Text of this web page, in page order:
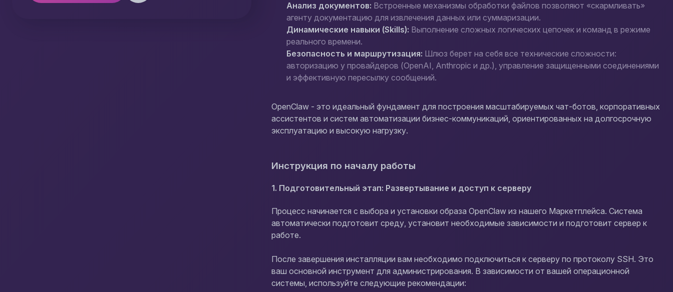
Анализ документов: Встроенные механизмы обработки файлов позволяют «скармливать»
агенту документацию для извлечения данных или суммаризации.
Динамические навыки (Skills): Выполнение сложных логических цепочек и команд в режиме
реального времени.
Безопасность и маршрутизация: Шлюз берет на себя все технические сложности:
авторизацию у провайдеров (OpenAI, Anthropic и др.), управление защищенными соединениями
и эффективную пересылку сообщений.
OpenClaw - это идеальный фундамент для построения масштабируемых чат-ботов, корпоративных
ассистентов и систем автоматизации бизнес-коммуникаций, ориентированных на долгосрочную
эксплуатацию и высокую нагрузку.
Инструкция по началу работы
1. Подготовительный этап: Развертывание и доступ к серверу
Процесс начинается с выбора и установки образа OpenClaw из нашего Маркетплейса. Система
автоматически подготовит среду, установит необходимые зависимости и подготовит сервер к
работе.
После завершения инсталляции вам необходимо подключиться к серверу по протоколу SSH. Это
ваш основной инструмент для администрирования. В зависимости от вашей операционной
системы, используйте следующие рекомендации: